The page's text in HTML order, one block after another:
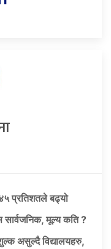
प्रतिशतले बढ्यो
सार्वजनिक, मूल्य कति ?
शुल्क असुल्दै विद्यालयहरु,